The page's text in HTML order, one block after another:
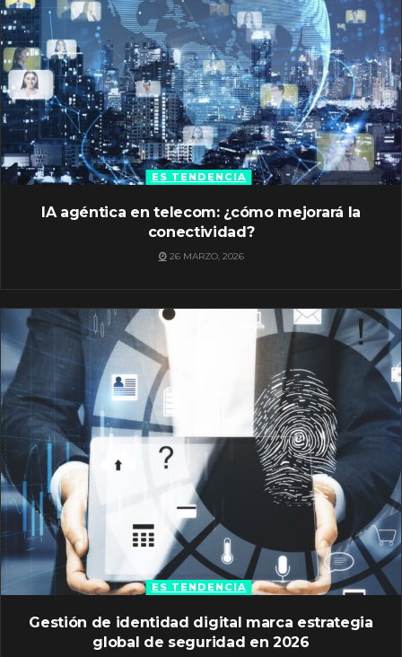
ES TENDENCIA
IA agéntica en telecom: ¿cómo mejorará la
conectividad?
26 MARZO, 2026
ES TENDENCIA
Gestión de identidad digital marca estrategia
global de seguridad en 2026